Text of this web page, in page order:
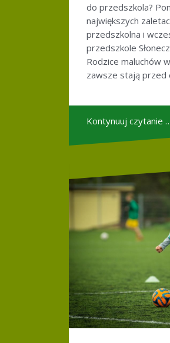
do przedszkola?
największych
przedszkolna i
przedszkole
Rodzice maluchów
zawsze stają
Kontynuuj czytanie